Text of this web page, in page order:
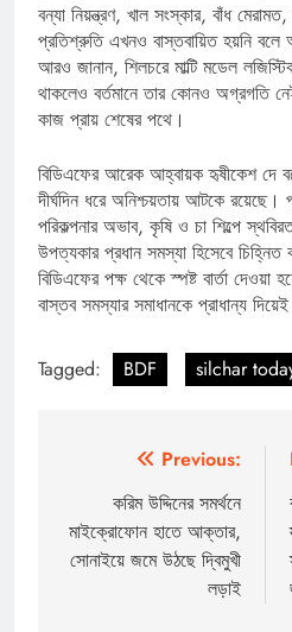
বন্যা নিয়ন্ত্রণ, খাল সংস্কার, বাঁধ
প্রতিশ্রুতি এখনও বাস্তবায়িত হয়নি
আরও জানান, শিলচরে মাল্টি মডেল
থাকলেও বর্তমানে তার কোনও অগ্রগতি
কাজ প্রায় শেষের পথে।
বিডিএফের আরেক আহ্বায়ক হৃষীকেশ দে
দীর্ঘদিন ধরে অনিশ্চয়তায় আটকে রয়েছে।
পরিকল্পনার অভাব, কৃষি ও চা শিল্পে
উপত্যকার প্রধান সমস্যা হিসেবে চিহ্নিত
বিডিএফের পক্ষ থেকে স্পষ্ট বার্তা দেওয়া
বাস্তব সমস্যার সমাধানকে প্রাধান্য
Tagged: BDF silchar
navigation
Previous:
করিম উদ্দিনের সমর্থনে
মাইক্রোফোন হাতে আক্তার,
সোনাইয়ে জমে উঠছে দ্বিমুখী
লড়াই